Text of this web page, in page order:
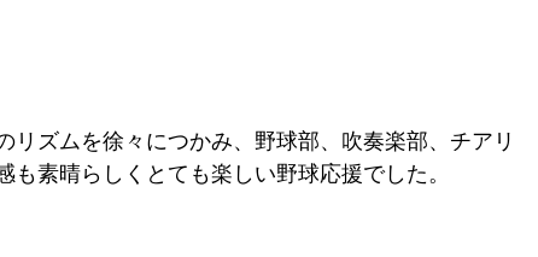
リズムを徐々につかみ、野球部、吹奏楽部、チアリ
素晴らしくとても楽しい野球応援でした。